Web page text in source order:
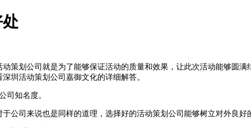
策划公司就是为了能够保证活动的质量和效果，让此次活动能够圆
圳活动策划公司嘉御文化的详细解答。
司知名度。
公司来说也是同样的道理，选择好的活动策划公司能够树立对外良